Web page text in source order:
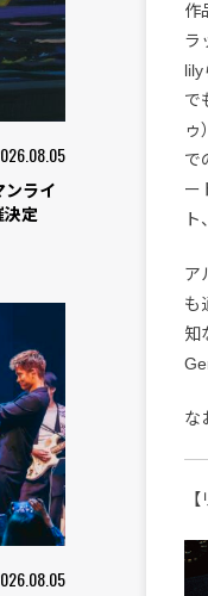
ンライ
決定
作
ラ
lily
で
ゥ
で
ー
ア
も
知
な